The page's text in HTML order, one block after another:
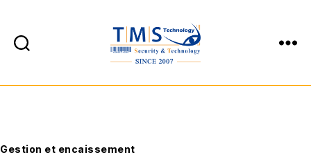
Technology
Gestion et encaissement